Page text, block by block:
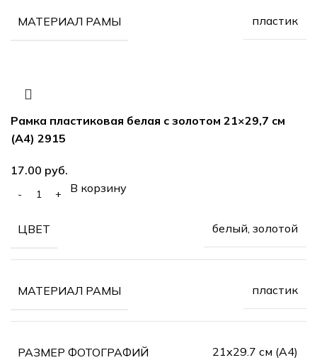
МАТЕРИАЛ РАМЫ пластик
Рамка пластиковая белая с золотом 21×29,7 см
(А4) 2915
руб.
В корзину
ЦВЕТ белый, золотой
МАТЕРИАЛ РАМЫ пластик
РАЗМЕР ФОТОГРАФИЙ 21х29.7 см (А4)